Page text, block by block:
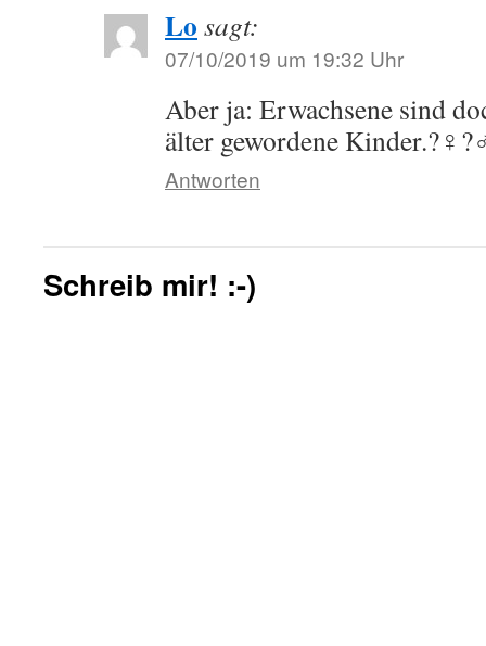
Lo sagt:
07/10/2019 um 19:32 Uhr
Aber ja: Erwachsene sind
älter gewordene
Antworten
Schreib mir! :-)